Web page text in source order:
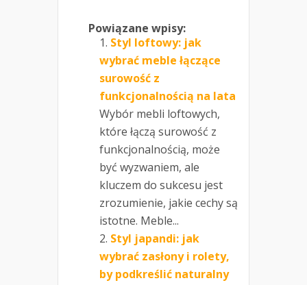
Powiązane wpisy:
Styl loftowy: jak
wybrać meble łączące
surowość z
funkcjonalnością na lata
Wybór mebli loftowych,
które łączą surowość z
funkcjonalnością, może
być wyzwaniem, ale
kluczem do sukcesu jest
zrozumienie, jakie cechy są
istotne. Meble...
Styl japandi: jak
wybrać zasłony i rolety,
by podkreślić naturalny